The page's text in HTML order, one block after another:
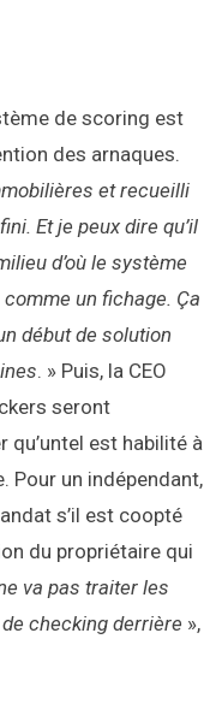
de scoring est
des arnaques.
et recueilli
Et je peux dire qu’il
d’où le système
un fichage. Ça
début de solution
. » Puis, la CEO
seront
est habilité à
Pour un indépendant,
s’il est coopté
du propriétaire qui
va pas traiter les
checking derrière »,